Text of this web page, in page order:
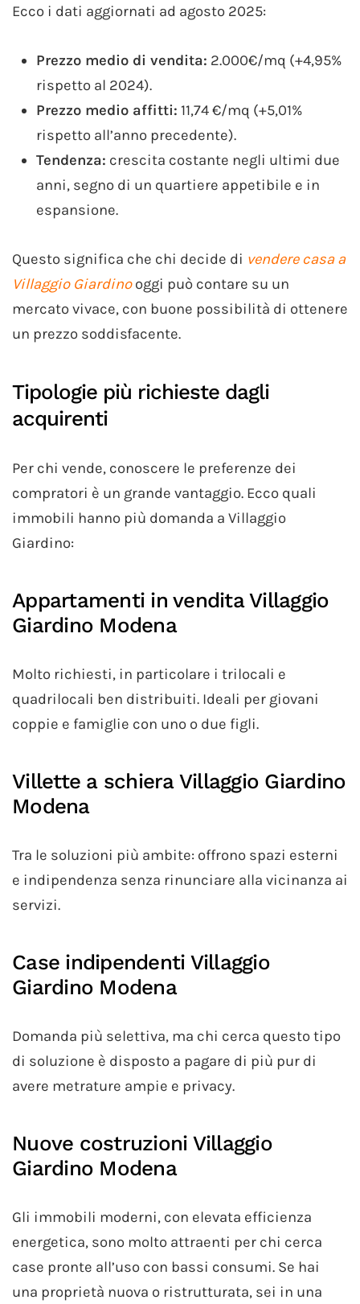
Ecco i dati aggiornati ad agosto 2025:
Prezzo medio di vendita: 2.000€/mq (+4,95%
rispetto al 2024).
Prezzo medio affitti: 11,74 €/mq (+5,01%
rispetto all’anno precedente).
Tendenza: crescita costante negli ultimi due
anni, segno di un quartiere appetibile e in
espansione.
Questo significa che chi decide di vendere casa a
Villaggio Giardinooggi può contare su un
mercato vivace, con buone possibilità di ottenere
un prezzo soddisfacente.
Tipologie più richieste dagli
acquirenti
Per chi vende, conoscere le preferenze dei
compratori è un grande vantaggio. Ecco quali
immobili hanno più domanda a Villaggio
Giardino:
Appartamenti in vendita Villaggio
Giardino Modena
Molto richiesti, in particolare i trilocali e
quadrilocali ben distribuiti. Ideali per giovani
coppie e famiglie con uno o due figli.
Villette a schiera Villaggio Giardino
Modena
Tra le soluzioni più ambite: offrono spazi esterni
e indipendenza senza rinunciare alla vicinanza ai
servizi.
Case indipendenti Villaggio
Giardino Modena
Domanda più selettiva, ma chi cerca questo tipo
di soluzione è disposto a pagare di più pur di
avere metrature ampie e privacy.
Nuove costruzioni Villaggio
Giardino Modena
Gli immobili moderni, con elevata efficienza
energetica, sono molto attraenti per chi cerca
case pronte all’uso con bassi consumi. Se hai
una proprietà nuova o ristrutturata, sei in una